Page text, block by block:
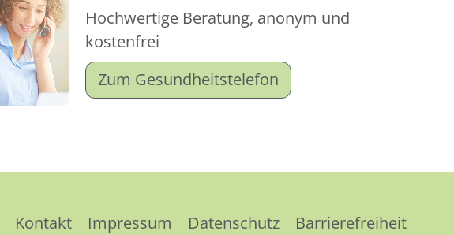
Hochwertige Beratung, anonym und
kostenfrei
Zum Gesundheitstelefon
Kontakt Impressum Datenschutz Barrierefreiheit